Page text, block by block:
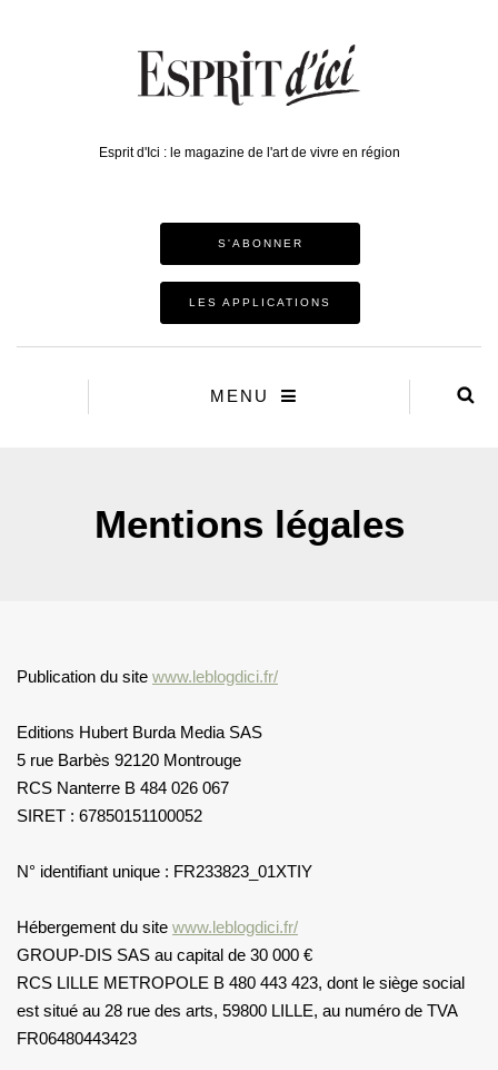
Esprit d'Ici : le magazine de l'art de vivre en région
S'ABONNER
LES APPLICATIONS
MENU
Mentions légales
Publication du site www.leblogdici.fr/
Editions Hubert Burda Media SAS
5 rue Barbès 92120 Montrouge
RCS Nanterre B 484 026 067
SIRET : 67850151100052
N° identifiant unique : FR233823_01XTIY
Hébergement du site www.leblogdici.fr/
GROUP-DIS SAS au capital de 30 000 €
RCS LILLE METROPOLE B 480 443 423, dont le siège social
est situé au 28 rue des arts, 59800 LILLE, au numéro de TVA
FR06480443423